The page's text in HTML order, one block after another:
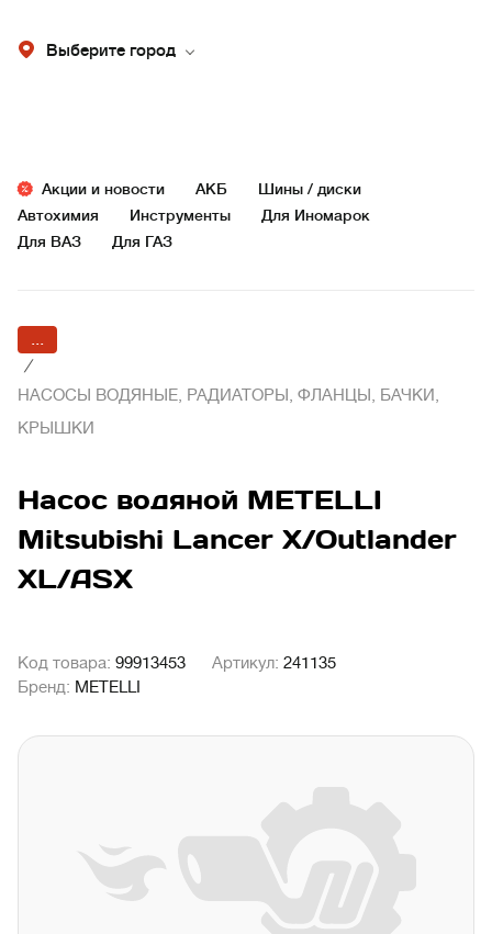
Выберите город
Акции и новости АКБ
Шины / диски
Автохимия
Инструменты
Для Иномарок
Для ВАЗ
Для ГАЗ
...
/
НАСОСЫ ВОДЯНЫЕ, РАДИАТОРЫ, ФЛАНЦЫ, БАЧКИ,
КРЫШКИ
Насос водяной METELLI
Mitsubishi Lancer X/Outlander
XL/ASX
Код товара: 99913453 Артикул: 241135
Бренд: METELLI